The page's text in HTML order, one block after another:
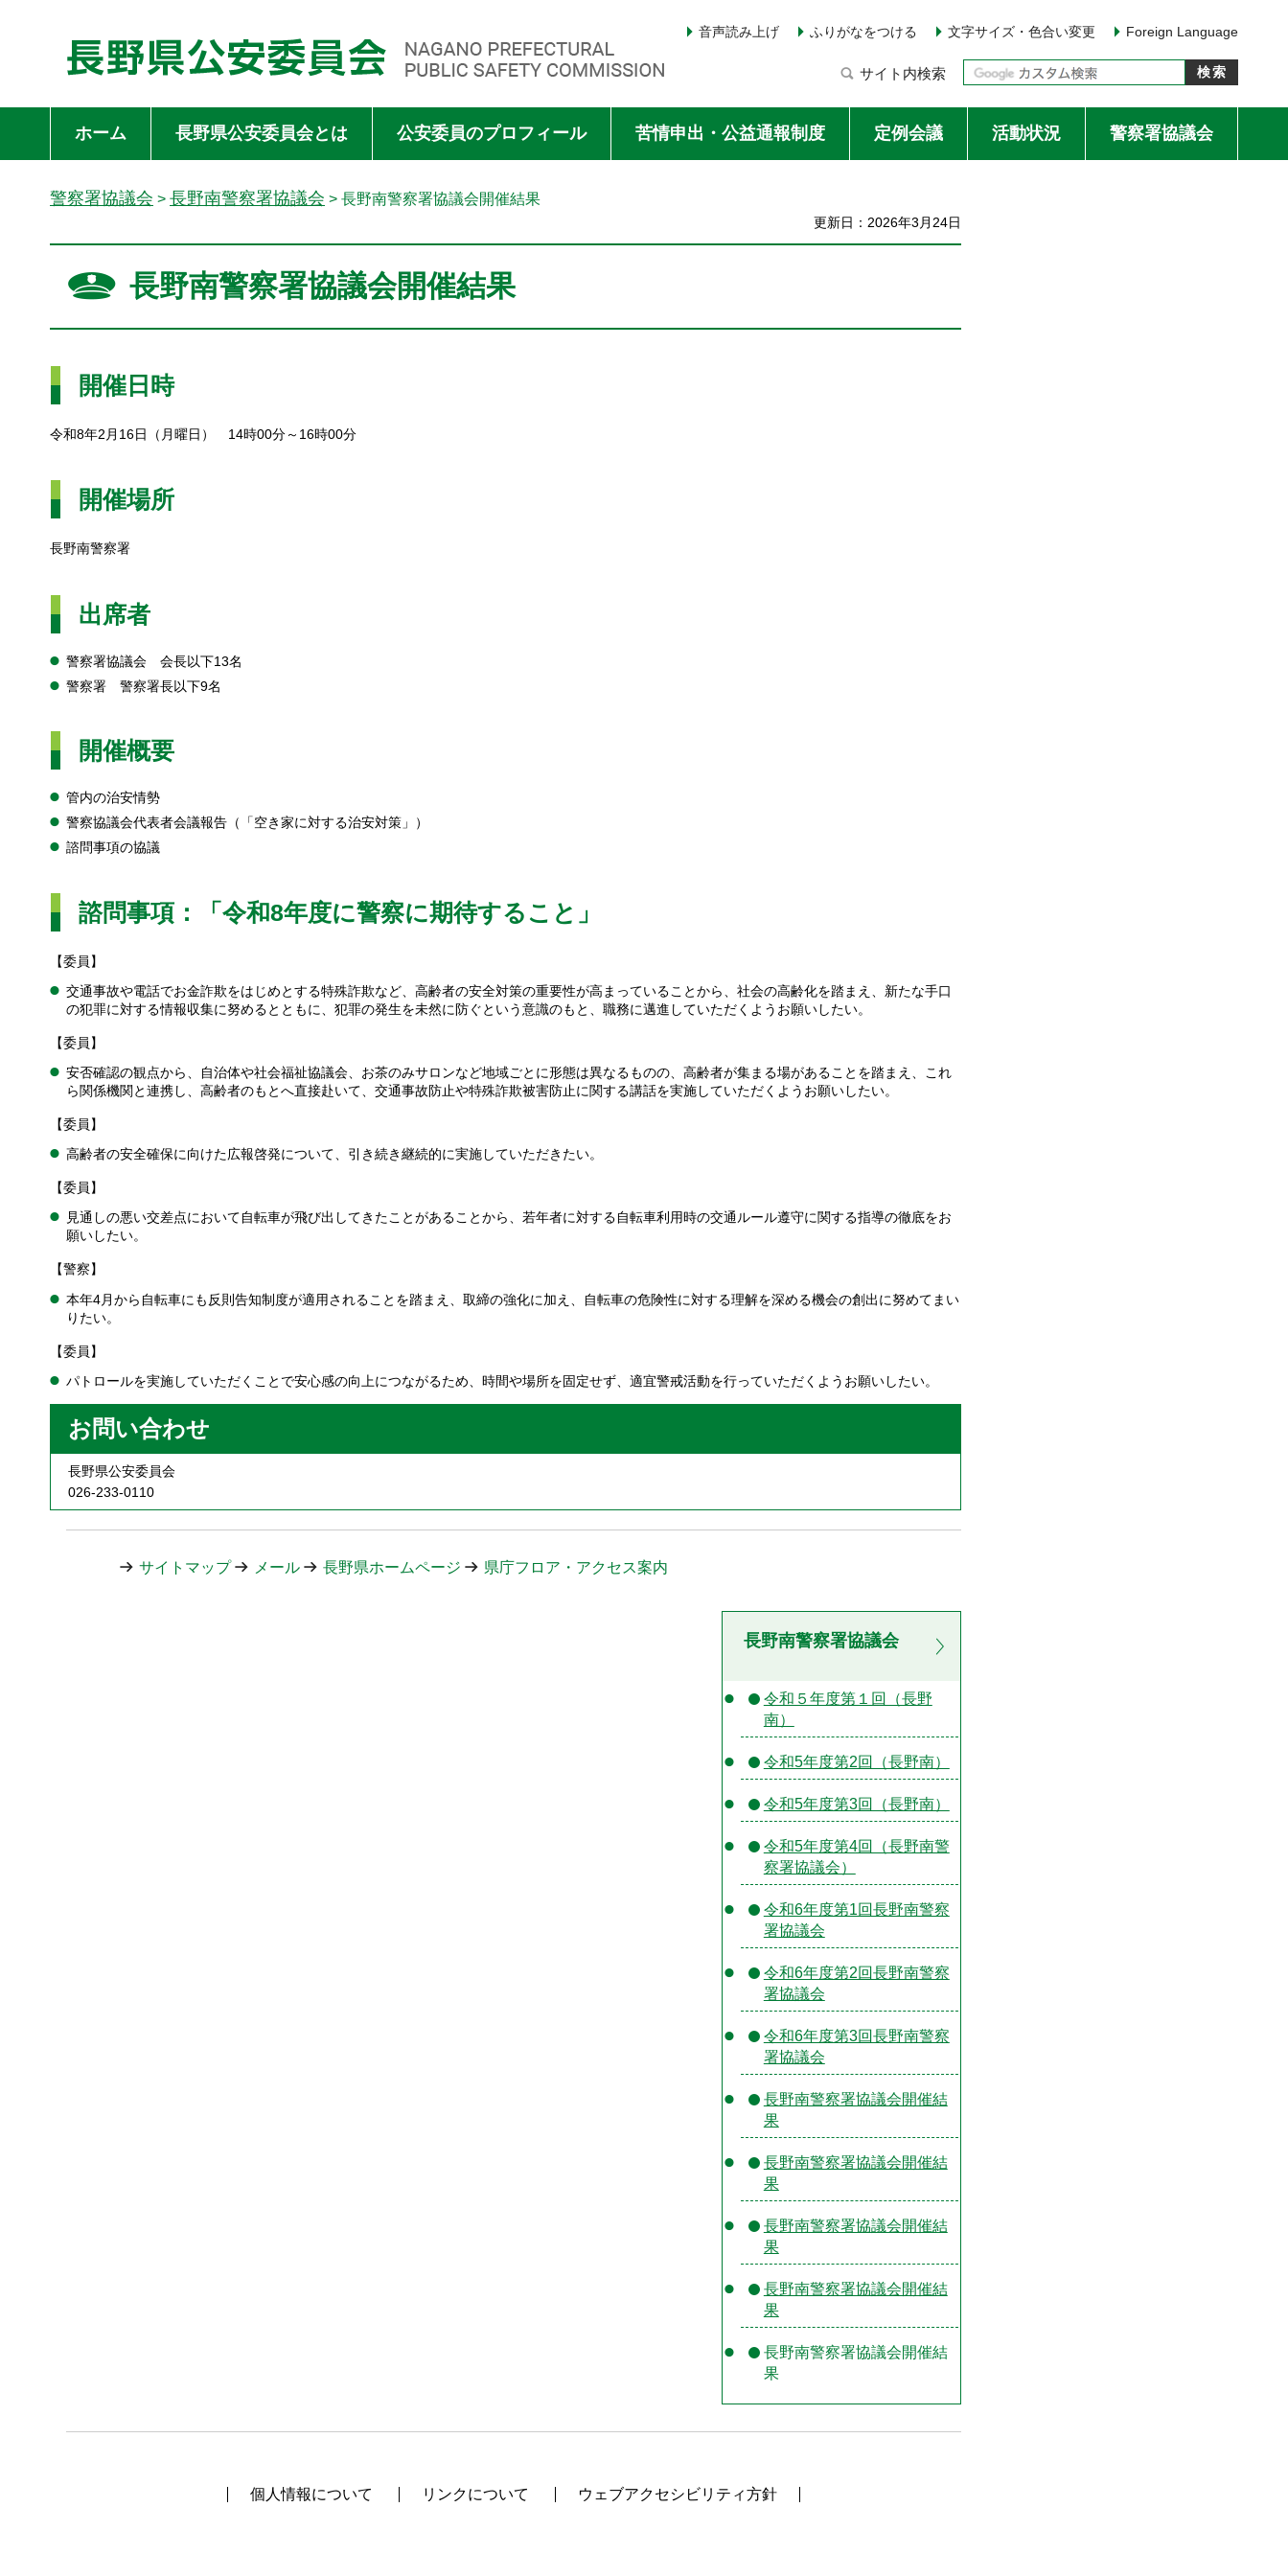
長野県公安委員会 NAGANO PREFECTURAL PUBLIC SAFETY COMMISSION
音声読み上げ ふりがなをつける 文字サイズ・色合い変更 Foreign Language
サイト内検索
ホーム 長野県公安委員会とは 公安委員のプロフィール 苦情申出・公益通報制度 定例会議 活動状況 警察署協議会
警察署協議会 > 長野南警察署協議会 > 長野南警察署協議会開催結果
更新日：2026年3月24日
長野南警察署協議会開催結果
開催日時
令和8年2月16日（月曜日） 14時00分～16時00分
開催場所
長野南警察署
出席者
警察署協議会 会長以下13名
警察署
警察署長以下9名
開催概要
管内の治安情勢
警察協議会代表者会議報告（「空き家に対する治安対策」）
諮問事項の協議
諮問事項：「令和8年度に警察に期待すること」
【委員】
交通事故や電話でお金詐欺をはじめとする特殊詐欺など、高齢者の安全対策の重要性が高まっていることから、社会の高齢化を踏まえ、新たな手口
の犯罪に対する情報収集に努めるとともに、犯罪の発生を未然に防ぐという意識のもと、職務に邁進していただくようお願いしたい。
【委員】
安否確認の観点から、自治体や社会福祉協議会、お茶のみサロンなど地域ごとに形態は異なるものの、高齢者が集まる場があることを踏まえ、これ
ら関係機関と連携し、高齢者のもとへ直接赴いて、交通事故防止や特殊詐欺被害防止に関する講話を実施していただくようお願いしたい。
【委員】
高齢者の安全確保に向けた広報啓発について、引き続き継続的に実施していただきたい。
【委員】
見通しの悪い交差点において自転車が飛び出してきたことがあることから、若年者に対する自転車利用時の交通ルール遵守に関する指導の徹底をお
願いしたい。
【警察】
本年4月から自転車にも反則告知制度が適用されることを踏まえ、取締の強化に加え、自転車の危険性に対する理解を深める機会の創出に努めてまい
りたい。
【委員】
パトロールを実施していただくことで安心感の向上につながるため、時間や場所を固定せず、適宜警戒活動を行っていただくようお願いしたい。
お問い合わせ
長野県公安委員会
026-233-0110
長野南警察署協議会
令和５年度第１回（長野
南）
令和5年度第2回（長野南）
令和5年度第3回（長野南）
令和5年度第4回（長野南警
察署協議会）
令和6年度第1回長野南警察
署協議会
令和6年度第2回長野南警察
署協議会
令和6年度第3回長野南警察
署協議会
長野南警察署協議会開催結
果
長野南警察署協議会開催結
果
長野南警察署協議会開催結
果
長野南警察署協議会開催結
果
長野南警察署協議会開催結
果
サイトマップ メール 長野県ホームページ 県庁フロア・アクセス案内
個人情報について リンクについて ウェブアクセシビリティ方針